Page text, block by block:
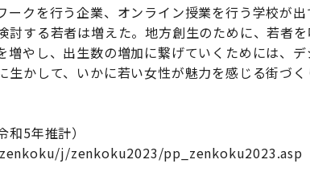
ークを行う企業、オンライン授業を行う学校が
討する若者は増えた。地方創生のために、若者
やし、出生数の増加に繋げていくためには、デ
生かして、いかに若い女性が魅力を感じる街づ
5年推計）
j/zenkoku2023/pp_zenkoku2023.asp